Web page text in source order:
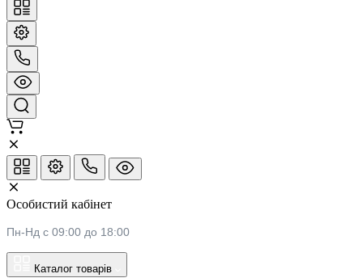
Особистий кабінет
Пн-Нд с 09:00 до 18:00
Каталог товарів